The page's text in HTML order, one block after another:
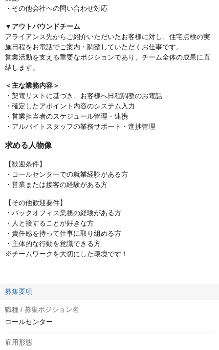
・その他会社への問い合わせ対応
▼アウトバウンドチーム
アライアンス先からご紹介いただいたお客様に対し、住宅点検の実
施日程をお電話でご案内・調整していただくお仕事です。
営業活動を支える重要なポジションであり、チーム全体の成果に直
結します。
＜主な業務内容＞
・架電リストに基づき、お客様へ日程調整のお電話
・確定したアポイント内容のシステム入力
・営業担当者のスケジュール管理・連携
・アルバイトスタッフの業務サポート・進捗管理
求める人物像
【歓迎条件】
・コールセンターでの就業経験がある方
・営業または接客の経験がある方
【その他歓迎要件】
・バックオフィス業務の経験がある方
・人と接することが好きな方
・責任感を持って仕事に取り組める方
・主体的な行動を意識できる方
※チームワークを大切にした環境です！
募集要項
職種 / 募集ポジション名
コールセンター
雇用形態